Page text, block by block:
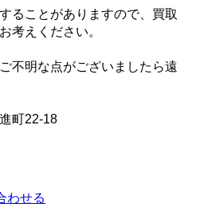
ることがありますので、買取
考えください。
不明な点がございましたら遠
町22-18
わせる